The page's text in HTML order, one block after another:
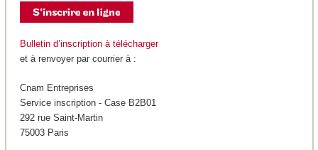
Bulletin d’inscription à télécharger
et à renvoyer par courrier à :
Cnam Entreprises
Service inscription - Case B2B01
292 rue Saint-Martin
75003 Paris